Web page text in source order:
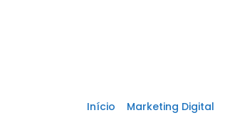
Início Marketing Digital